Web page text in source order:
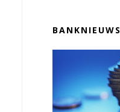
BANKNIEUWS